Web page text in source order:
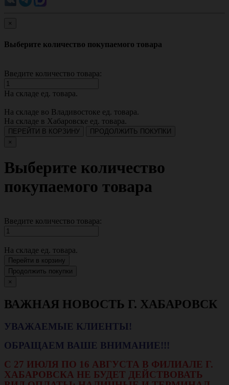
×
Выберите количество покупаемого товара
Введите количество товара:
На складе ед. товара.
На складе во Владивостоке ед. товара.
На складе в Хабаровске ед. товара.
ПЕРЕЙТИ В КОРЗИНУ
ПРОДОЛЖИТЬ ПОКУПКИ
×
Выберите количество
покупаемого товара
Введите количество товара:
На складе ед. товара.
Перейти в корзину
Продолжить покупки
×
ВАЖНАЯ НОВОСТЬ Г. ХАБАРОВСК
УВАЖАЕМЫЕ КЛИЕНТЫ!
ОБРАЩАЕМ ВАШЕ ВНИМАНИЕ!!!
С 27 ИЮЛЯ ПО 16 АВГУСТА В ФИЛИАЛЕ Г.
ХАБАРОВСКА НЕ БУДЕТ ДЕЙСТВОВАТЬ